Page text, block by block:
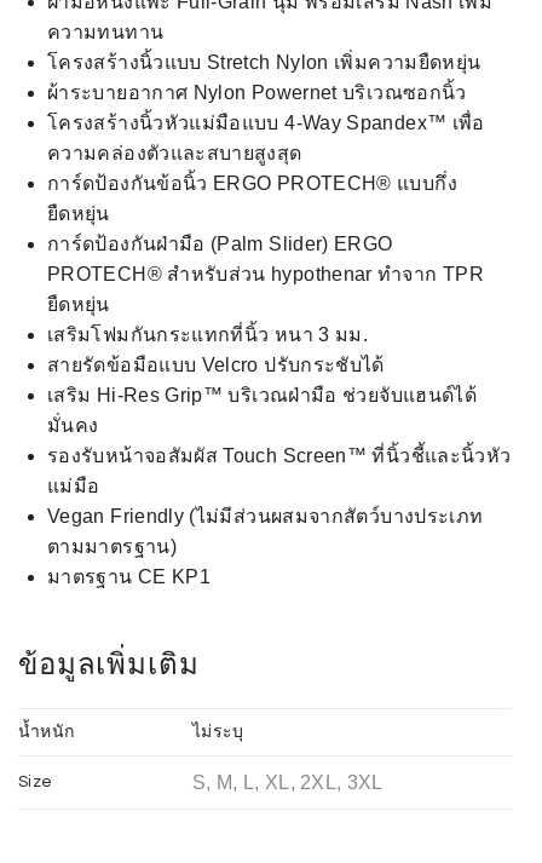
ความทนทาน
โครงสร้างนิ้วแบบ Stretch Nylon เพิ่มความยืดหยุ่น
ผ้าระบายอากาศ Nylon Powernet บริเวณซอกนิ้ว
โครงสร้างนิ้วหัวแม่มือแบบ 4-Way Spandex™ เพื่อ
ความคล่องตัวและสบายสูงสุด
การ์ดป้องกันข้อนิ้ว ERGO PROTECH® แบบกึ่ง
ยืดหยุ่น
การ์ดป้องกันฝ่ามือ (Palm Slider) ERGO
PROTECH® สำหรับส่วน hypothenar ทำจาก TPR
ยืดหยุ่น
เสริมโฟมกันกระแทกที่นิ้ว หนา 3 มม.
สายรัดข้อมือแบบ Velcro ปรับกระชับได้
เสริม Hi-Res Grip™ บริเวณฝ่ามือ ช่วยจับแฮนด์ได้
มั่นคง
รองรับหน้าจอสัมผัส Touch Screen™ ที่นิ้วชี้และนิ้วหัว
แม่มือ
Vegan Friendly (ไม่มีส่วนผสมจากสัตว์บางประเภท
ตามมาตรฐาน)
มาตรฐาน CE KP1
ข้อมูลเพิ่มเติม
น้ำหนัก ไม่ระบุ
Size S, M, L, XL, 2XL, 3XL